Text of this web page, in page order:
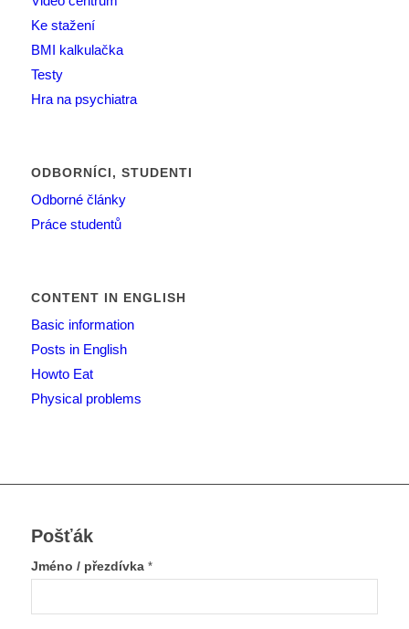
Ke stažení
BMI kalkulačka
Testy
Hra na psychiatra
ODBORNÍCI, STUDENTI
Odborné články
Práce studentů
CONTENT IN ENGLISH
Basic information
Posts in English
Howto Eat
Physical problems
Pošťák
Jméno / přezdívka *